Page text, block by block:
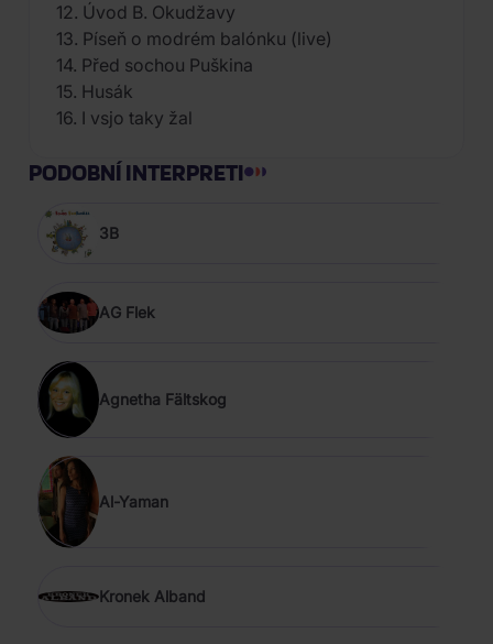
12. Úvod B. Okudžavy
13. Píseň o modrém balónku (live)
14. Před sochou Puškina
15. Husák
16. I vsjo taky žal
PODOBNÍ INTERPRETI
3B
AG Flek
Agnetha Fältskog
Al-Yaman
Kronek Alband